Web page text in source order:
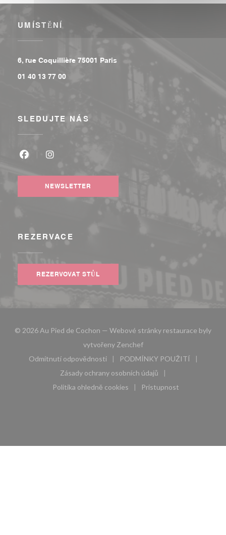
UMÍSTĚNÍ
6, rue Coquillière 75001 Paris
01 40 13 77 00
SLEDUJTE NÁS
NEWSLETTER
REZERVACE
REZERVOVAT STŮL
© 2026 Au Pied de Cochon — Webové stránky restaurace byly
vytvořeny Zenchef((otevře se v novém okně))
Odmítnutí odpovědnosti
((otevře se v novém okně))
PODMÍNKY POUŽITÍ
((otevře se v novém
Zásady ochrany osobních údajů
((otevře se v novém okně))
Politika ohledně cookies
((otevře se v novém okně))
Pristupnost
((otevře se v novém